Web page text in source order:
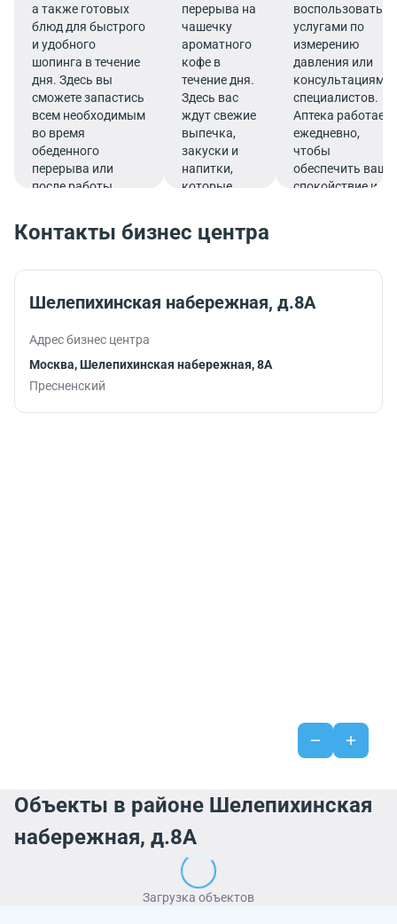
а также готовых
блюд для быстрого
и удобного
шопинга в течение
дня. Здесь вы
сможете запастись
всем необходимым
во время
обеденного
перерыва или
после работы.
перерыва на
чашечку
ароматного
кофе в
течение дня.
Здесь вас
ждут свежие
выпечка,
закуски и
напитки,
которые
бодрости и
продуктивно
продолжить
работу.
воспользоваться
услугами по
измерению
давления или
консультациями
специалистов.
Аптека работает
ежедневно,
чтобы
обеспечить ваше
спокойствие и
Контакты бизнес центра
Шелепихинская набережная, д.8А
Адрес бизнес центра
Москва, Шелепихинская набережная, 8А
Пресненский
Объекты в районе Шелепихинская
набережная, д.8А
Загрузка объектов